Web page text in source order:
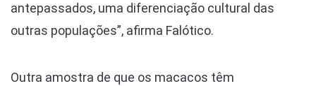
antepassados, uma diferenciação cultural das
outras populações”, afirma Falótico.
Outra amostra de que os macacos têm